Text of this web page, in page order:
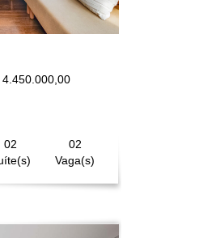
4.450.000,00
02
02
Vaga(s)